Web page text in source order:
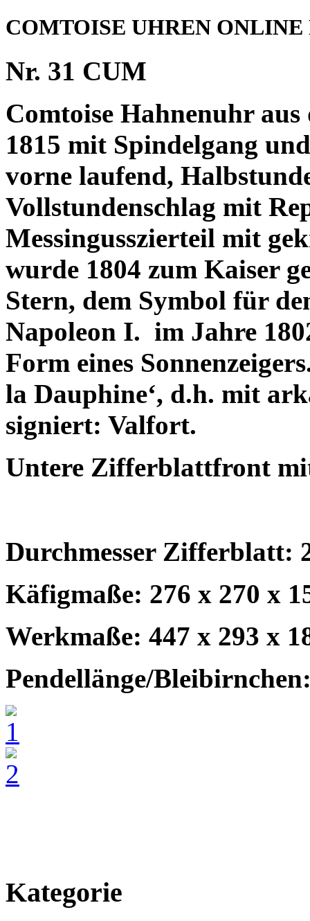
COMTOISE UHREN ONLINE
Nr. 31 CUM
Comtoise Hahnenuhr
1815 mit Spindelgang
vorne laufend,
Vollstundenschlag mit
Messingusszierteil mit
wurde 1804 zum Kaiser
Stern, dem Symbol für
Napoleon I. im Jahre
Form eines
la Dauphine‘, d.h. mit
signiert: Valfort.
Untere Zifferblattfront
Durchmesser Zifferblatt:
Käfigmaße: 276 x 270 x
Werkmaße: 447 x 293 x
Pendellänge/
Kategorie